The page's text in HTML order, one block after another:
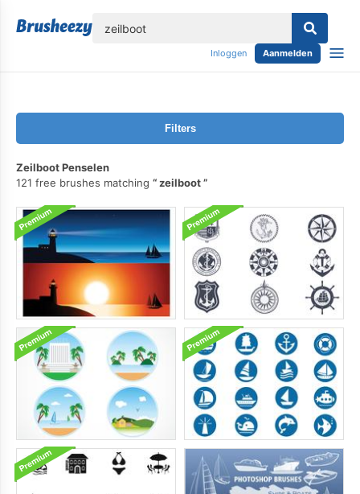
Inloggen Aanmelden
Filters
Zeilboot Penselen
121 free brushes matching
zeilboot